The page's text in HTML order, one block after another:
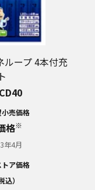
ループ 4本付充
小売価格
格※
年4月
ア価格
込）